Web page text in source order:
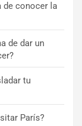
de conocer la
de dar un
tu
París?